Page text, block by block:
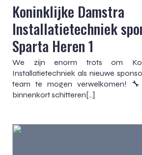
Koninklijke Damstra
Installatietechniek
Sparta Heren 1
We zijn enorm trots om
Installatietechniek als nieuwe
team te mogen verwelkomen!
binnenkort schitteren[…]